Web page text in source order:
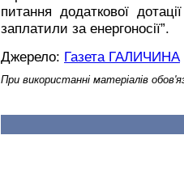
питання додаткової
заплатили за енергоносії”.
Джерело: Газета ГАЛИЧИНА
При використанні матеріалів